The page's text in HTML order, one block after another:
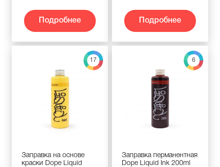
Подробнее Подробнее
17
Заправка на основе
краски Dope Liquid
6
Заправка перманентная
Dope Liquid Ink 200ml